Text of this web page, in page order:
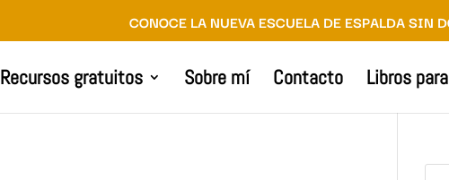
CONOCE LA NUEVA ESCUELA DE ESPALDA SIN
Recursos gratuitos Sobre mí Contacto Libros